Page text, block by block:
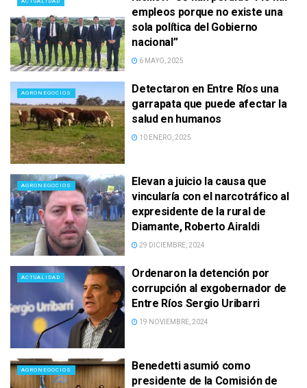
empleos porque no existe una
sola política del Gobierno
nacional”
6 MAYO, 2025
AGRONEGOCIOS
Detectaron en Entre Ríos una
garrapata que puede afectar la
salud en humanos
10 ENERO, 2025
AGRONEGOCIOS
Elevan a juicio la causa que
vincularía con el narcotráfico al
expresidente de la rural de
Diamante, Roberto Airaldi
29 DICIEMBRE, 2024
ACTUALIDAD
Ordenaron la detención por
corrupción al exgobernador de
Entre Ríos Sergio Uribarri
19 NOVIEMBRE, 2024
AGRONEGOCIOS
Benedetti asumió como
presidente de la Comisión de